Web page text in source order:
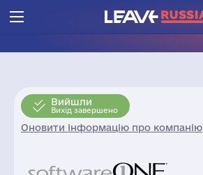
Вийшли
Вихід завершено
Оновити інформацію про компанію